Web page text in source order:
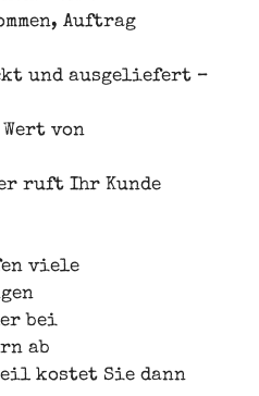
Auftrag
und ausgeliefert –
von
ruft Ihr Kunde
viele
bei
ab
kostet Sie dann